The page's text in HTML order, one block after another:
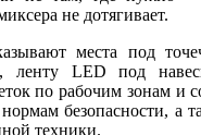
не дотягивает.
места под
ленту LED под
по рабочим зонам и
безопасности, а
техники.